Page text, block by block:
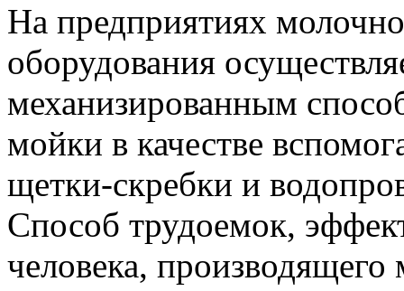
На предприятиях
оборудования
механизированным
мойки в качестве
щетки-скребки и
Способ трудоемок,
человека,